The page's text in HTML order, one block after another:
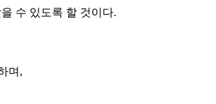
수 있도록 할 것이다.
며,